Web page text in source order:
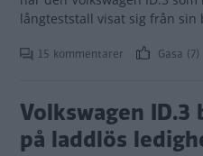
långteststall visat sig från sin
15 kommentarer Gasa (7)
Volkswagen ID.3
på laddlös